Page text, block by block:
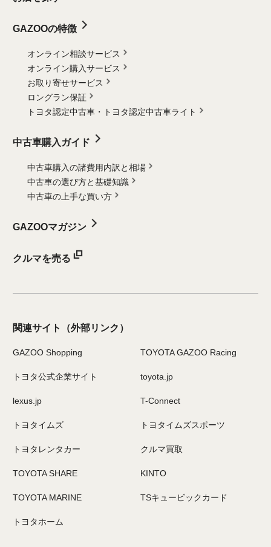
GAZOOの特徴
オンライン相談サービス
オンライン購入サービス
お取り寄せサービス
ロングラン保証
トヨタ認定中古車・
トヨタ認定中古車ライト
中古車購入ガイド
中古車購入の諸費用内訳と相場
中古車の選び方と基礎知識
中古車の上手な買い方
GAZOOマガジン
クルマを売る
関連サイト （外部リンク）
GAZOO Shopping TOYOTA GAZOO Racing
トヨタ公式企業サイト toyota.jp
lexus.jp T-Connect
トヨタイムズ トヨタイムズスポーツ
トヨタレンタカー クルマ買取
TOYOTA SHARE KINTO
TOYOTA MARINE TSキュービックカード
トヨタホーム